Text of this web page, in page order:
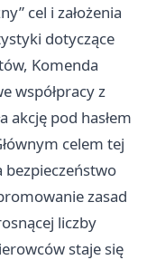
cel i założenia
dotyczące
Komenda
współpracy z
akcję pod hasłem
celem tej
bezpieczeństwo
zasad
liczby
staje się